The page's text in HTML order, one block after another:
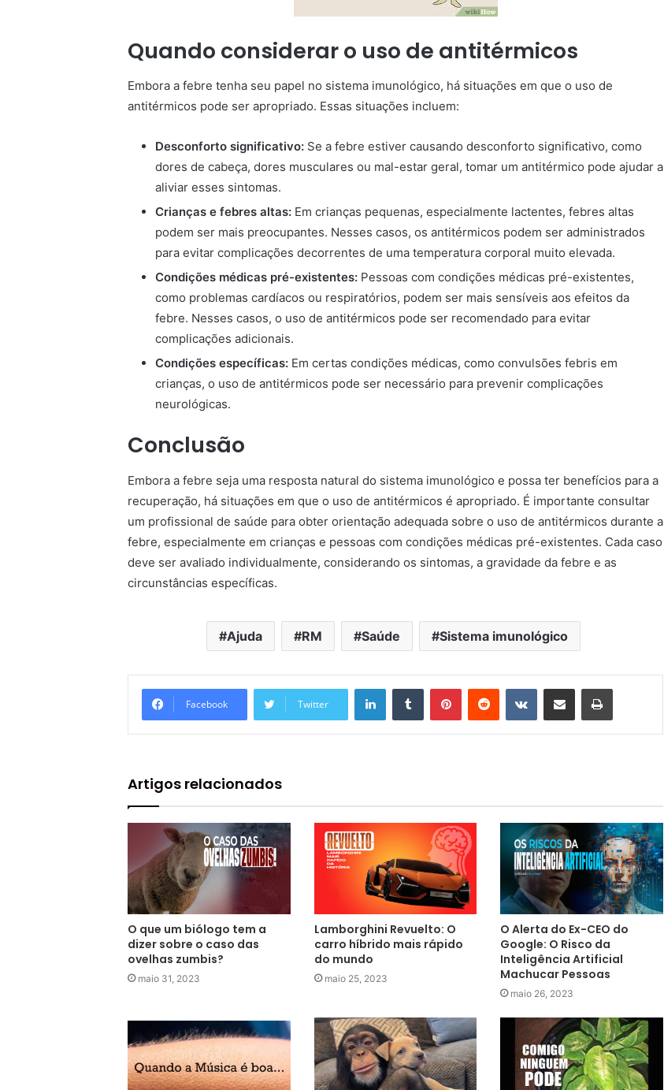
Quando considerar o uso de antitérmicos
Embora a febre tenha seu papel no sistema imunológico, há situações em que o uso de
antitérmicos pode ser apropriado. Essas situações incluem:
Desconforto significativo: Se a febre estiver causando desconforto significativo, como
dores de cabeça, dores musculares ou mal-estar geral, tomar um antitérmico pode ajudar a
aliviar esses sintomas.
Crianças e febres altas: Em crianças pequenas, especialmente lactentes, febres altas
podem ser mais preocupantes. Nesses casos, os antitérmicos podem ser administrados
para evitar complicações decorrentes de uma temperatura corporal muito elevada.
Condições médicas pré-existentes: Pessoas com condições médicas pré-existentes,
como problemas cardíacos ou respiratórios, podem ser mais sensíveis aos efeitos da
febre. Nesses casos, o uso de antitérmicos pode ser recomendado para evitar
complicações adicionais.
Condições específicas: Em certas condições médicas, como convulsões febris em
crianças, o uso de antitérmicos pode ser necessário para prevenir complicações
neurológicas.
Conclusão
Embora a febre seja uma resposta natural do sistema imunológico e possa ter benefícios para a
recuperação, há situações em que o uso de antitérmicos é apropriado. É importante consultar
um profissional de saúde para obter orientação adequada sobre o uso de antitérmicos durante a
febre, especialmente em crianças e pessoas com condições médicas pré-existentes. Cada caso
deve ser avaliado individualmente, considerando os sintomas, a gravidade da febre e as
circunstâncias específicas.
Ajuda RM Saúde Sistema imunológico
Facebook Twitter
Artigos relacionados
O que um biólogo tem a
dizer sobre o caso das
ovelhas zumbis?
maio 31, 2023
Lamborghini Revuelto: O
carro híbrido mais rápido
do mundo
maio 25, 2023
O Alerta do Ex-CEO do
Google: O Risco da
Inteligência Artificial
Machucar Pessoas
maio 26, 2023